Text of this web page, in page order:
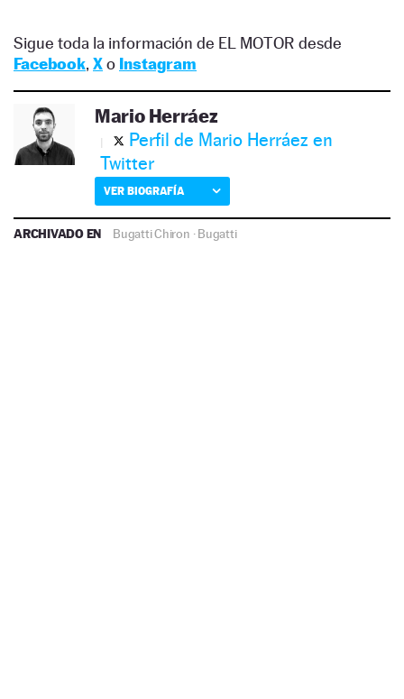
Sigue toda la información de EL MOTOR desde
Facebook, Xo Instagram
Mario Herráez
Perfil de Mario Herráez en
Twitter
VER BIOGRAFÍA
ARCHIVADO EN Bugatti Chiron ·Bugatti